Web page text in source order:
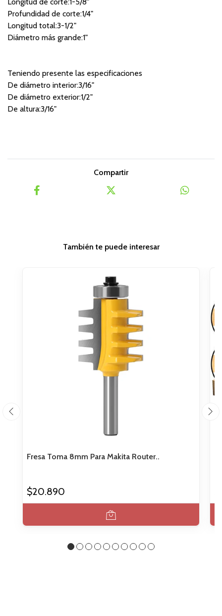
Profundidad de corte:1/4"
Longitud total:3-1/2"
Diámetro más grande:1"
Teniendo presente las especificaciones
De diámetro interior:3/16"
De diámetro exterior:1/2"
De altura:3/16"
Compartir
También te puede interesar
Fresa Toma 8mm Para Makita Router..
$20.890